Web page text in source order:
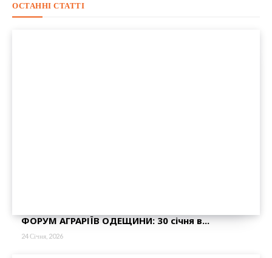
ОСТАННІ СТАТТІ
ФОРУМ АГРАРІЇВ ОДЕЩИНИ: 30 січня в...
24 Січня, 2026